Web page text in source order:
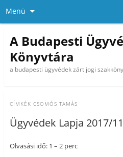
Menü
A Budapesti
Könyvtára
a budapesti ügyvédek zárt jogi
CÍMKÉK CSOMÓS TAMÁS
Ügyvédek Lapja 2017/
Olvasási idő: 1 – 2 perc